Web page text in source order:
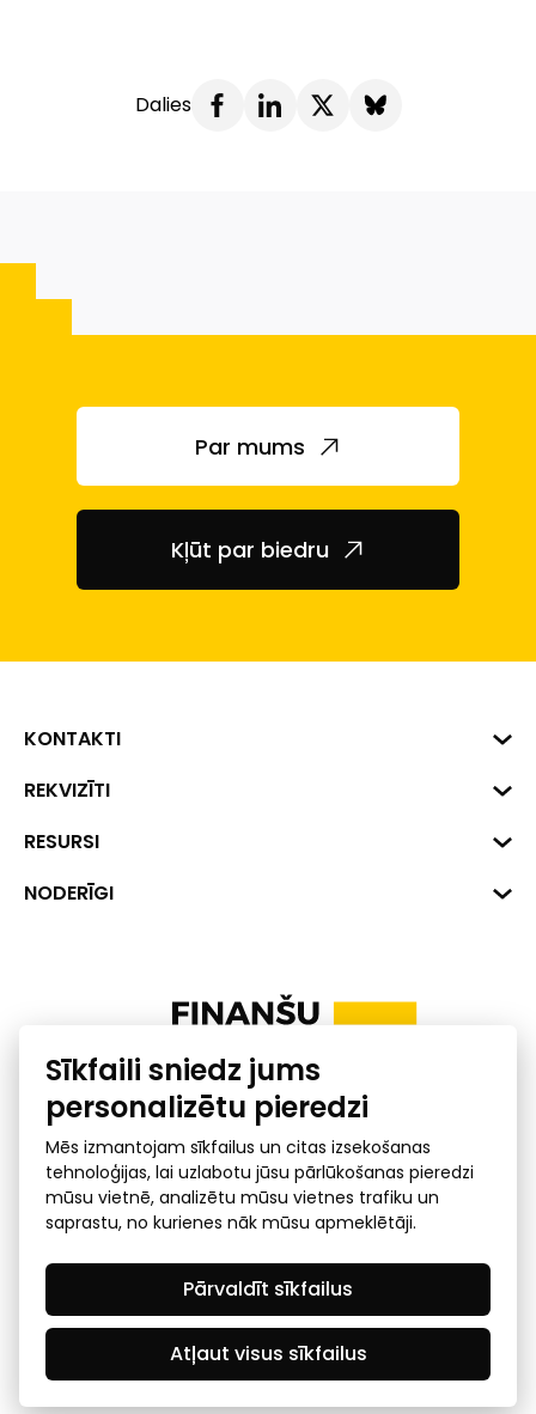
Dalies
Par mums
Kļūt par biedru
KONTAKTI
Biznesa centrs "VERDE" Roberta
1045
+371 287 18175
REKVIZĪTI
Reģ. Nr. 40008002175
Banka: SEB Banka
RESURSI
Dati
Uzņēmumu kredītspējas kalkulators
NODERĪGI
Ombuds
pieprasījums
© 2026 Latvijas Finanšu nozares asociācija - visas tiesības
rezervētas
Created by Mediapark
Sīkfaili sniedz jums
personalizētu pieredzi
Mēs izmantojam sīkfailus un citas izsekošanas
tehnoloģijas, lai uzlabotu jūsu pārlūkošanas pieredzi
mūsu vietnē, analizētu mūsu vietnes trafiku un
saprastu, no kurienes nāk mūsu apmeklētāji.
Atļaut visus sīkfailus
Pārvaldīt sīkfailus